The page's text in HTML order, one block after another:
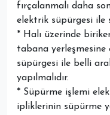
fırçalanmalı daha
elektrik süpürgesi ile
* Halı üzerinde
tabana
süpürgesi ile belli
yapılmalıdır.
* Süpürme işlemi
ipliklerinin süpürme